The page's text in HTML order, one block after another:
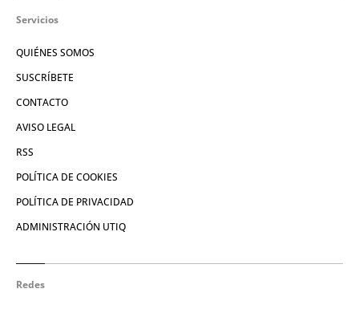
Servicios
QUIÉNES SOMOS
SUSCRÍBETE
CONTACTO
AVISO LEGAL
RSS
POLÍTICA DE COOKIES
POLÍTICA DE PRIVACIDAD
ADMINISTRACIÓN UTIQ
Redes